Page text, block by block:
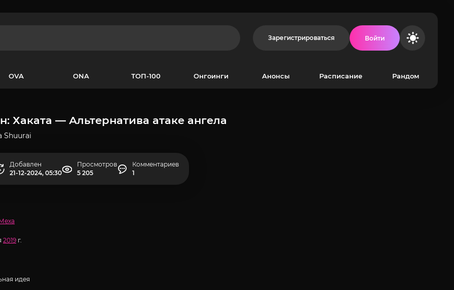
Зарегистрироваться Войти
OVA ONA ТОП-100 Онгоинги Анонсы Расписание Рандом
Хаката — Альтернатива атаке ангела
Shuurai
Добавлен
21-12-2024, 05:30
Просмотров
5 205
Комментариев
1
2019 г.
идея